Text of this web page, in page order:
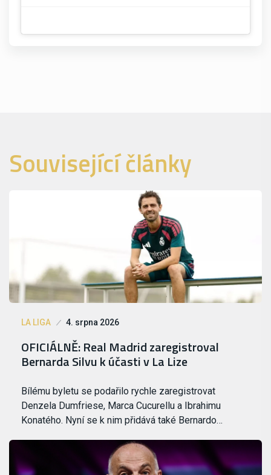
Související články
LA LIGA 4. srpna 2026
OFICIÁLNĚ: Real Madrid zaregistroval
Bernarda Silvu k účasti v La Lize
Bílému byletu se podařilo rychle zaregistrovat
Denzela Dumfriese, Marca Cucurellu a Ibrahimu
Konatého. Nyní se k nim přidává také Bernardo…